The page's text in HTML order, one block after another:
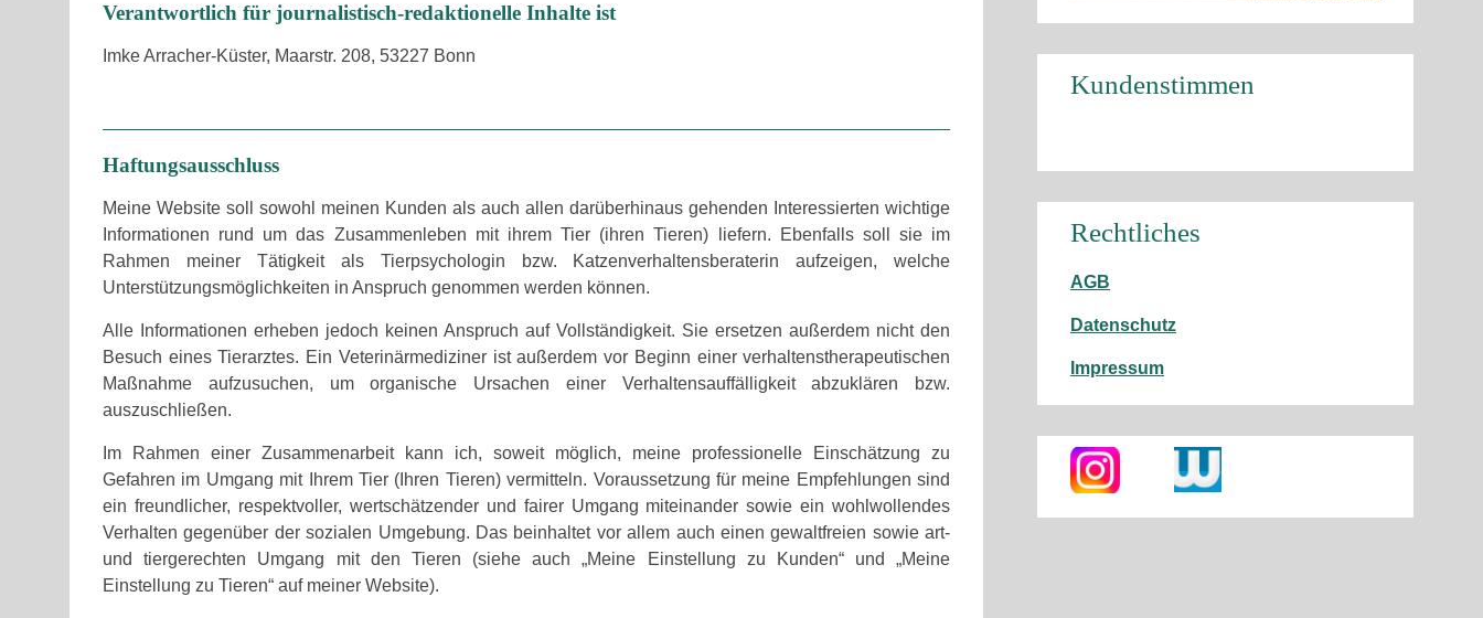
Verantwortlich für journalistisch-redaktionelle Inhalte ist
Imke Arracher-Küster, Maarstr. 208, 53227 Bonn
Haftungsausschluss
Meine Website soll sowohl meinen Kunden als auch allen darüberhinaus gehenden Interessierten wichtige
Informationen rund um das Zusammenleben mit ihrem Tier (ihren Tieren) liefern. Ebenfalls soll sie im
Rahmen meiner Tätigkeit als Tierpsychologin bzw. Katzenverhaltensberaterin aufzeigen, welche
Unterstützungsmöglichkeiten in Anspruch genommen werden können.
Alle Informationen erheben jedoch keinen Anspruch auf Vollständigkeit. Sie ersetzen außerdem nicht den
Besuch eines Tierarztes. Ein Veterinärmediziner ist außerdem vor Beginn einer verhaltenstherapeutischen
Maßnahme aufzusuchen, um organische Ursachen einer Verhaltensauffälligkeit abzuklären bzw.
auszuschließen.
Im Rahmen einer Zusammenarbeit kann ich, soweit möglich, meine professionelle Einschätzung zu
Gefahren im Umgang mit Ihrem Tier (Ihren Tieren) vermitteln. Voraussetzung für meine Empfehlungen sind
ein freundlicher, respektvoller, wertschätzender und fairer Umgang miteinander sowie ein wohlwollendes
Verhalten gegenüber der sozialen Umgebung. Das beinhaltet vor allem auch einen gewaltfreien sowie art-
und tiergerechten Umgang mit den Tieren (siehe auch „Meine Einstellung zu Kunden“ und „Meine
Einstellung zu Tieren“ auf meiner Website).
Kundenstimmen
Rechtliches
AGB
Datenschutz
Impressum